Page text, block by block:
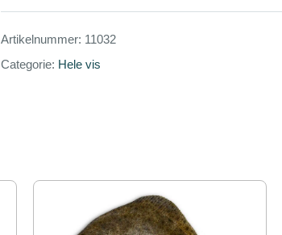
Artikelnummer: 11032
Categorie: Hele vis